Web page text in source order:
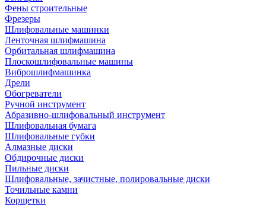
Фены строительные
Фрезеры
Шлифовальные машинки
Ленточная шлифмашина
Орбитальная шлифмашина
Плоскошлифовальные машины
Виброшлифмашинка
Дрели
Обогреватели
Ручной инструмент
Абразивно-шлифовальный инструмент
Шлифовальная бумага
Шлифовальные губки
Алмазные диски
Обдирочные диски
Пильные диски
Шлифовальные, зачистные, полировальные диски
Точильные камни
Корщетки